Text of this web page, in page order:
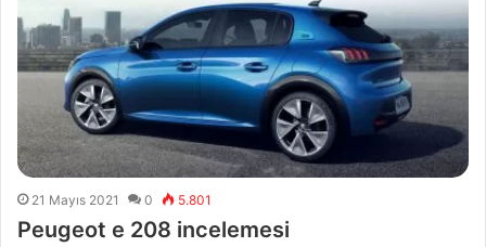
21 Mayıs 2021 0 5.801
Peugeot e 208 incelemesi